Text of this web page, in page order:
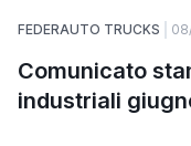
FEDERAUTO TRUCKS
Comunicato
industriali